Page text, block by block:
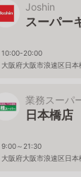
Joshin
スーパー
10:00-20:00
大阪府大阪市浪速区日
業務スーパ
日本橋店
9:00～21:30
大阪府大阪市浪速区日